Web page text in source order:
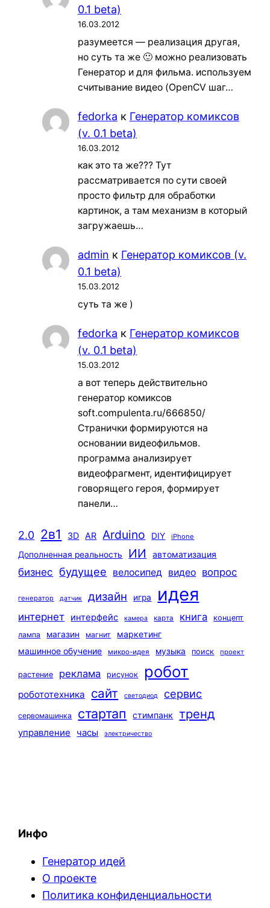
0.1 beta)
16.03.2012
разумеется — реализация другая,
но суть та же 🙂 можно реализовать
Генератор и для фильма. используем
считывание видео (OpenCV шаг…
fedorka к Генератор комиксов
(v. 0.1 beta)
16.03.2012
как это та же??? Тут
рассматривается по сути своей
просто фильтр для обработки
картинок, а там механизм в который
загружаешь…
admin к Генератор комиксов (v.
0.1 beta)
15.03.2012
суть та же )
fedorka к Генератор комиксов
(v. 0.1 beta)
15.03.2012
а вот теперь действительно
генератор комиксов
soft.compulenta.ru/666850/
Странички формируются на
основании видеофильмов.
программа анализирует
видеофрагмент, идентифицирует
говорящего героя, формирует
панели…
2.0 2в1 3D AR Arduino DIY iPhone
Дополненная реальность ИИ автоматизация
бизнес будущее велосипед видео вопрос
генератор датчик дизайн игра идея
интернет интерфейс камера карта книга
концепт
лампа
магазин магнит
маркетинг
машинное обучение
микро-идея музыка поиск проект
растение реклама рисунок робот
робототехника сайт светодиод сервис
сервомашинка стартап стимпанк тренд
управление часы электричество
Инфо
Генератор идей
О проекте
Политика конфиденциальности